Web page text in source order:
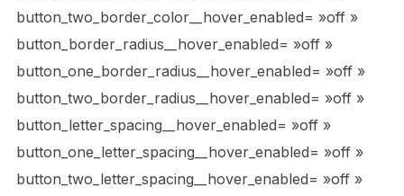
button_two_border_color__hover_enabled= »off »
button_border_radius__hover_enabled= »off »
button_one_border_radius__hover_enabled= »off »
button_two_border_radius__hover_enabled= »off »
button_letter_spacing__hover_enabled= »off »
button_one_letter_spacing__hover_enabled= »off »
button_two_letter_spacing__hover_enabled= »off »